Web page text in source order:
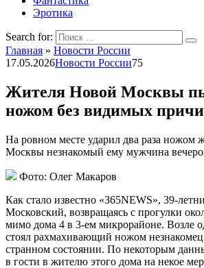
Эротика
Search for:
Главная » Новости России
17.05.2026Новости России75
Жителя Новой Москвы
ножом без видимых
На ровном месте ударил два раза ножом
Москвы незнакомый ему мужчина
Фото: Олег Макаров
Как стало известно «365NEWS», 39-
Московский, возвращаясь с прогулки
мимо дома 4 в 3-ем микрорайоне. Возле
стоял рахмахивающий ножом
странном состоянии. По некоторым
в гости в жителю этого дома на некое